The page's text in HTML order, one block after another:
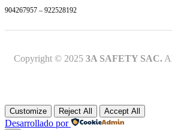
904267957 – 922528192
Copyright © 2025 3A SAFETY SAC.
Customize Reject All Accept All
Desarrollado por